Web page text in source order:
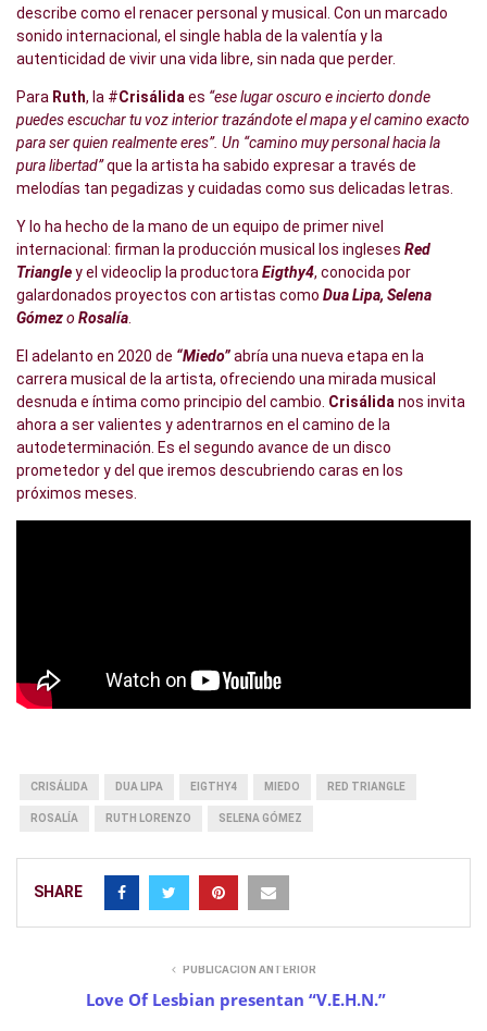
describe como el renacer personal y musical. Con un marcado
sonido internacional, el single habla de la valentía y la
autenticidad de vivir una vida libre, sin nada que perder.
Para Ruth, la #Crisálida es “ese lugar oscuro e incierto donde
puedes escuchar tu voz interior trazándote el mapa y el camino exacto
para ser quien realmente eres”. Un “camino muy personal hacia la
pura libertad”que la artista ha sabido expresar a través de
melodías tan pegadizas y cuidadas como sus delicadas letras.
Y lo ha hecho de la mano de un equipo de primer nivel
internacional: firman la producción musical los ingleses Red
Triangley el videoclip la productora Eigthy4, conocida por
galardonados proyectos con artistas como Dua Lipa, Selena
Gómezo Rosalía
El adelanto en 2020 de “Miedo”abría una nueva etapa en la
carrera musical de la artista, ofreciendo una mirada musical
desnuda e íntima como principio del cambio. Crisálida nos invita
ahora a ser valientes y adentrarnos en el camino de la
autodeterminación. Es el segundo avance de un disco
prometedor y del que iremos descubriendo caras en los
próximos meses.
CRISÁLIDA DUA LIPA EIGTHY4 MIEDO RED TRIANGLE
ROSALÍA RUTH LORENZO SELENA GÓMEZ
SHARE
PUBLICACIÓN ANTERIOR
Love Of Lesbian presentan “V.E.H.N.”